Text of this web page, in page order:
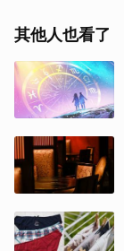
其他人也看了